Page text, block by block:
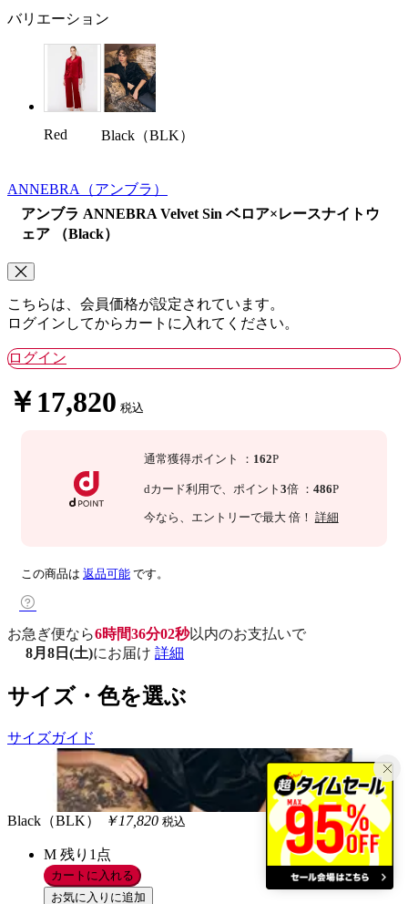
バリエーション
Red Black（BLK）
ANNEBRA （アンブラ）
アンブラ ANNEBRA Velvet Sin ベロア×レースナイトウ
ェア （Black）
こちらは、会員価格が設定されています。
ログインしてからカートに入れてください。
ログイン
￥17,820 税込
通常獲得ポイント ： 162P
dカード利用で、 ポイント 3倍 ： 486P
今なら 、エントリーで最大 倍！ 詳細
この商品は 返品可能 です。
お急ぎ便なら6時間36分01秒以内のお支払いで
8月8日(土)にお届け 詳細
サイズ・色を選ぶ
サイズガイド
Black（BLK） ￥17,820 税込
M 残り1点
カートに入れる
お気に入りに追加